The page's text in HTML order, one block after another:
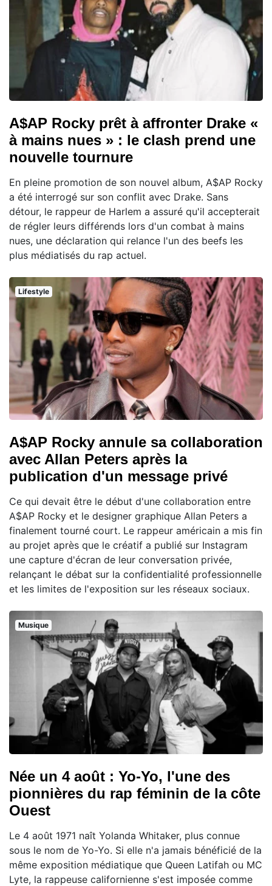
A$AP Rocky prêt à affronter Drake «
à mains nues » : le clash prend une
nouvelle tournure
En pleine promotion de son nouvel album, A$AP Rocky
a été interrogé sur son conflit avec Drake. Sans
détour, le rappeur de Harlem a assuré qu'il accepterait
de régler leurs différends lors d'un combat à mains
nues, une déclaration qui relance l'un des beefs les
plus médiatisés du rap actuel.
Lifestyle
A$AP Rocky annule sa collaboration
avec Allan Peters après la
publication d'un message privé
Ce qui devait être le début d'une collaboration entre
A$AP Rocky et le designer graphique Allan Peters a
finalement tourné court. Le rappeur américain a mis fin
au projet après que le créatif a publié sur Instagram
une capture d'écran de leur conversation privée,
relançant le débat sur la confidentialité professionnelle
et les limites de l'exposition sur les réseaux sociaux.
Musique
Née un 4 août : Yo-Yo, l'une des
pionnières du rap féminin de la côte
Ouest
Le 4 août 1971 naît Yolanda Whitaker, plus connue
sous le nom de Yo-Yo. Si elle n'a jamais bénéficié de la
même exposition médiatique que Queen Latifah ou MC
Lyte, la rappeuse californienne s'est imposée comme